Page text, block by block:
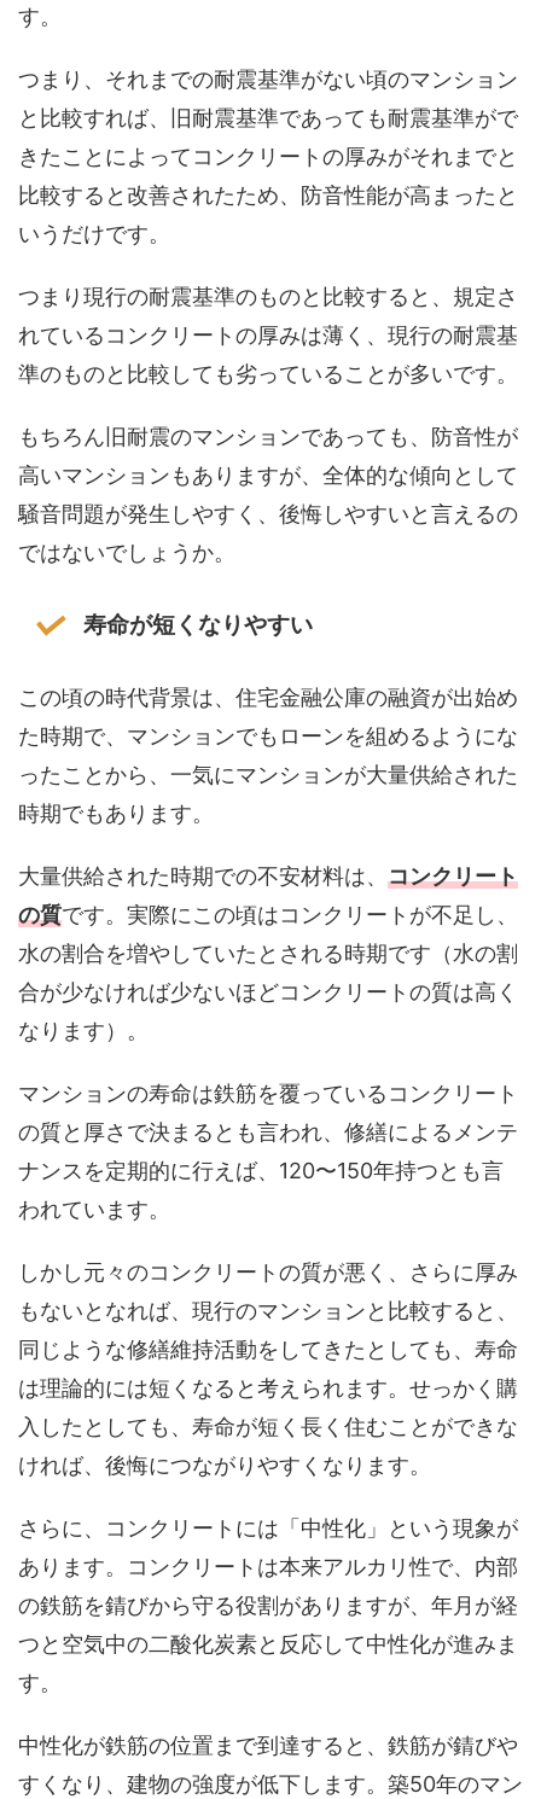
す。
つまり、それまでの耐震基準がない頃のマンション
と比較すれば、旧耐震基準であっても耐震基準がで
きたことによってコンクリートの厚みがそれまでと
比較すると改善されたため、防音性能が高まったと
いうだけです。
つまり現行の耐震基準のものと比較すると、規定さ
れているコンクリートの厚みは薄く、現行の耐震基
準のものと比較しても劣っていることが多いです。
もちろん旧耐震のマンションであっても、防音性が
高いマンションもありますが、全体的な傾向として
騒音問題が発生しやすく、後悔しやすいと言えるの
ではないでしょうか。
寿命が短くなりやすい
この頃の時代背景は、住宅金融公庫の融資が出始め
た時期で、マンションでもローンを組めるようにな
ったことから、一気にマンションが大量供給された
時期でもあります。
大量供給された時期での不安材料は、 コンクリート
の質です。実際にこの頃はコンクリートが不足し、
水の割合を増やしていたとされる時期です（水の割
合が少なければ少ないほどコンクリートの質は高く
なります）。
マンションの寿命は鉄筋を覆っているコンクリート
の質と厚さで決まるとも言われ、修繕によるメンテ
ナンスを定期的に行えば、120〜150年持つとも言
われています。
しかし元々のコンクリートの質が悪く、さらに厚み
もないとなれば、現行のマンションと比較すると、
同じような修繕維持活動をしてきたとしても、寿命
は理論的には短くなると考えられます。せっかく購
入したとしても、寿命が短く長く住むことができな
ければ、後悔につながりやすくなります。
さらに、コンクリートには「中性化」という現象が
あります。コンクリートは本来アルカリ性で、内部
の鉄筋を錆びから守る役割がありますが、年月が経
つと空気中の二酸化炭素と反応して中性化が進みま
す。
中性化が鉄筋の位置まで到達すると、鉄筋が錆びや
すくなり、建物の強度が低下します。築50年のマン